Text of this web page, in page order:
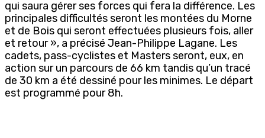
qui saura gérer ses forces qui fera la différence. Les
principales difficultés seront les montées du Morne
et de Bois qui seront effectuées plusieurs fois, aller
et retour », a précisé Jean-Philippe Lagane. Les
cadets, pass-cyclistes et Masters seront, eux, en
action sur un parcours de 66 km tandis qu’un tracé
de 30 km a été dessiné pour les minimes. Le départ
est programmé pour 8h.